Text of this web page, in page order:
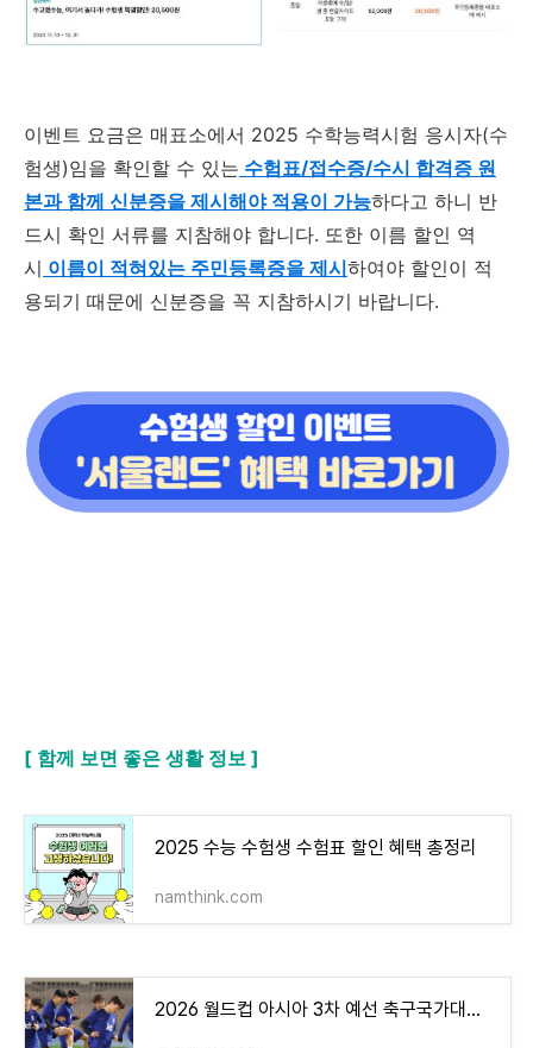
이벤트 요금은 매표소에서 2025 수학능력시험 응시자(수
험생)임을 확인할 수 있는 수험표/접수증/수시 합격증 원
본과 함께 신분증을 제시해야 적용이 가능하다고 하니 반
드시 확인 서류를 지참해야 합니다. 또한 이름 할인 역
시 이름이 적혀있는 주민등록증을 제시하여야 할인이 적
용되기 때문에 신분증을 꼭 지참하시기 바랍니다.
[ 함께 보면 좋은 생활 정보 ]
2025 수능 수험생 수험표 할인 혜택 총정리
namthink.com
2026 월드컵 아시아 3차 예선 축구국가대표팀 경기일정 및 중계일정, 대표팀선수 소집영상 총정리